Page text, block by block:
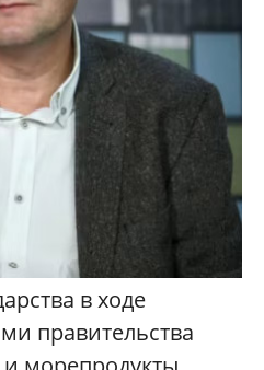
в ходе
правительства